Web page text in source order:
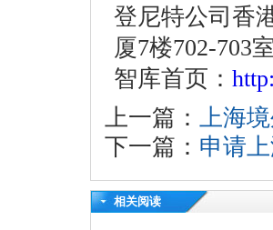
登尼特公司香
厦7楼702-703
智库首页：
上一篇： 上海
下一篇： 申请
相关阅读